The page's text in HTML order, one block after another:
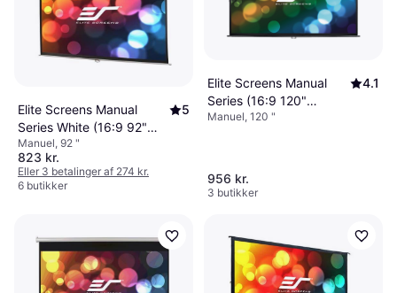
Elite Screens Manual
Series White (16:9 92"
Manual)
5
Manuel, 92 "
823 kr.
Eller 3 betalinger af 274 kr.
6 butikker
Elite Screens Manual
Series (16:9 120"
Manual)
4.1
Manuel, 120 "
956 kr.
3 butikker